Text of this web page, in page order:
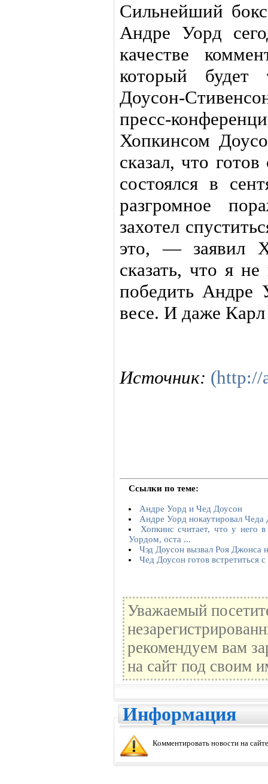
Сильнейший
Андре Уорд
качестве
который будет
Доусон-
пресс-
Хопкинсом
сказал, что
состоялся в
разгромное
захотел
это, — заявил
сказать, что я
победить Андре
весе. И даже Карл
Источник: (http://
Ссылки по теме:
Андре Уорд и Чед Доусон
Андре Уорд нокаутировал Чеда
Хопкинс считает, что у него
Уордом, оста ...
Чэд Доусон вызвал Роя Джонса
Чед Доусон готов встретиться
Уважаемый
рекомендуем вам
на сайт под своим
Информация
Комментировать новости на